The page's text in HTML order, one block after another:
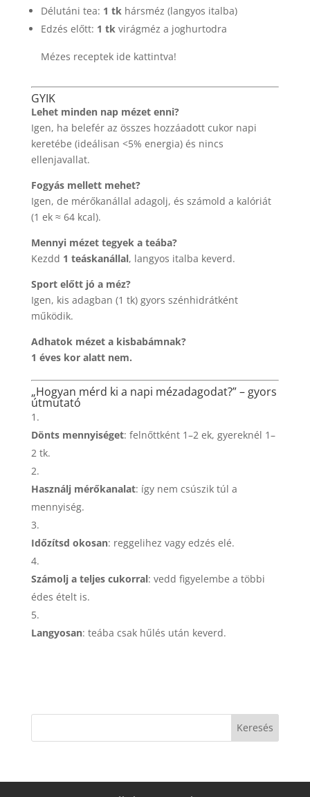
Délutáni tea: 1 tk hársméz (langyos italba)
Edzés előtt: 1 tk virágméz a joghurtodra
Mézes receptek ide kattintva!
GYIK
Lehet minden nap mézet enni?
Igen, ha belefér az összes hozzáadott cukor napi
keretébe (ideálisan <5% energia) és nincs
ellenjavallat.
Fogyás mellett mehet?
Igen, de mérőkanállal adagolj, és számold a kalóriát
(1 ek ≈ 64 kcal).
Mennyi mézet tegyek a teába?
Kezdd 1 teáskanállal, langyos italba keverd.
Sport előtt jó a méz?
Igen, kis adagban (1 tk) gyors szénhidrátként
működik.
Adhatok mézet a kisbabámnak?
1 éves kor alatt nem.
„Hogyan mérd ki a napi mézadagodat?” – gyors
útmutató
Dönts mennyiséget: felnőttként 1–2 ek, gyereknél 1–
2 tk.
Használj mérőkanalat: így nem csúszik túl a
mennyiség.
Időzítsd okosan: reggelihez vagy edzés elé.
Számolj a teljes cukorral: vedd figyelembe a többi
édes ételt is.
Langyosan: teába csak hűlés után keverd.
Keresés